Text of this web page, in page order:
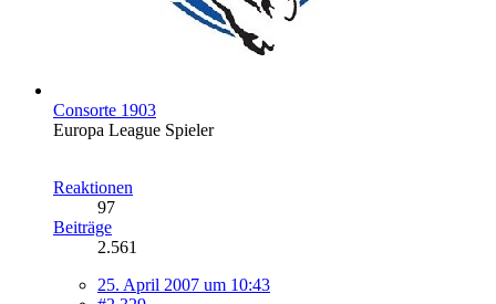
Consorte 1903
Europa League Spieler
Reaktionen
97
Beiträge
2.561
25. April 2007 um 10:43